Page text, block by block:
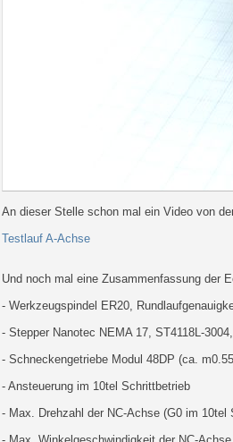
An dieser Stelle schon mal ein Video von
Testlauf A-Achse
Und noch mal eine Zusammenfassung der
- Werkzeugspindel ER20,
- Stepper Nanotec NEMA 17, ST4118L-
- Schneckengetriebe Modul 48DP (ca.
- Ansteuerung im 10tel Schrittbetrieb
- Max. Drehzahl der NC-Achse (G0 im